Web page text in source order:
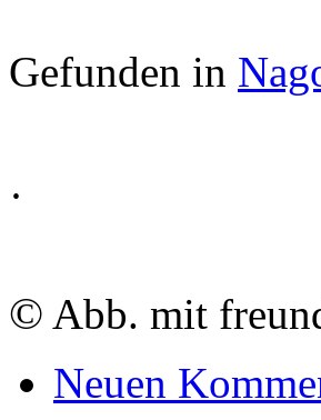
Gefunden in
·
© Abb. mit
Neuen